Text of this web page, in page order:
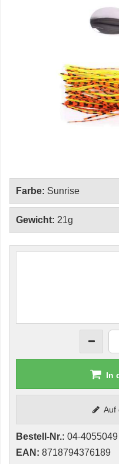
Farbe: Sunrise
Gewicht: 21g
In
Auf
Bestell-Nr.: 04-4055049
EAN: 8718794376189